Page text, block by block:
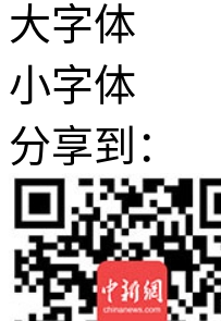
大字体
小字体
分享到：